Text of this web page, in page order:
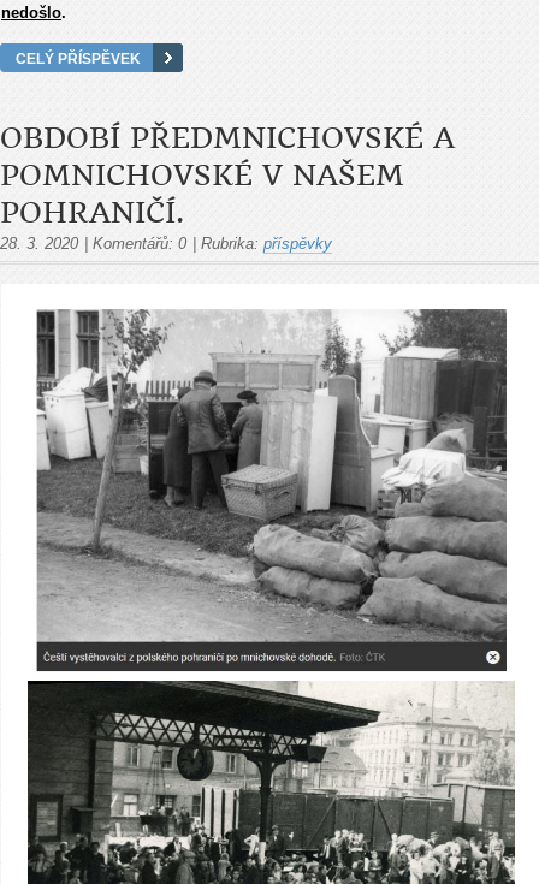
nedošlo.
CELÝ PŘÍSPĚVEK
OBDOBÍ PŘEDMNICHOVSKÉ A
POMNICHOVSKÉ V NAŠEM
POHRANIČÍ.
28. 3. 2020 Komentářů: 0 Rubrika: příspěvky